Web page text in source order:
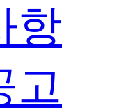
항
고